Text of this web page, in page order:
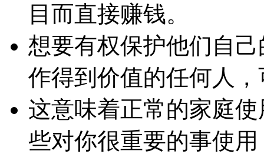
目而直接赚钱。
想要有权保护他们自
作得到价值的任何人
这意味着正常的家庭
些对你很重要的事使用